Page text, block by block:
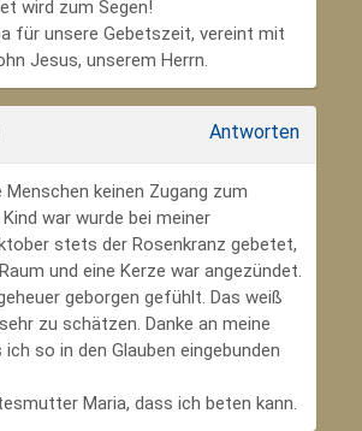
wird zum Segen!
für unsere Gebetszeit, vereint mit
Jesus, unserem Herrn.
Antworten
Menschen keinen Zugang zum
war wurde bei meiner
stets der Rosenkranz gebetet,
und eine Kerze war angezündet.
geborgen gefühlt. Das weiß
zu schätzen. Danke an meine
so in den Glauben eingebunden
Maria, dass ich beten kann.